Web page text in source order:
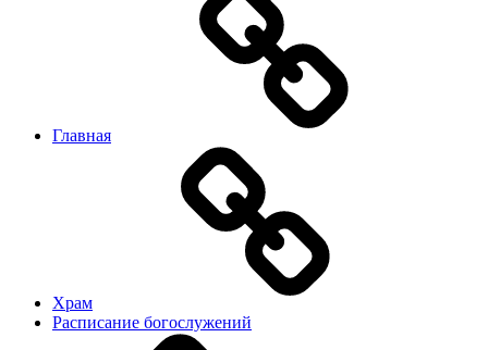
Главная
Храм
Расписание богослужений